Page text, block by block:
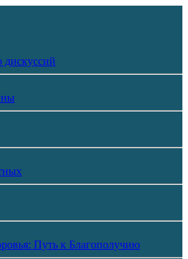
дискуссий
Путь к Благополучию